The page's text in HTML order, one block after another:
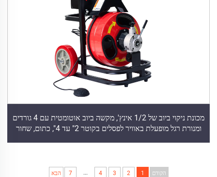
מכונת ניקוי ביוב של 1/2 אינץ', מקשה ביוב אוטומטית עם 4 גורדים
ומנורת רגל מופעלת באוויר לפסלים בקוטר 2" עד 4", כתום, שחור
הקודם 1
2
3
4
...
7 הבא